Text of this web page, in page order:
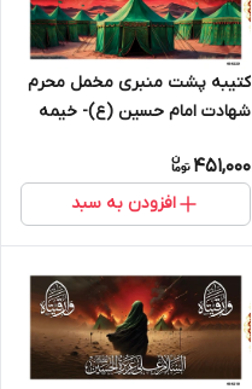
کتیبه پشت منبری مخمل محرم
شهادت امام حسین (ع)- خیمه
451,000
افزودن به سبد